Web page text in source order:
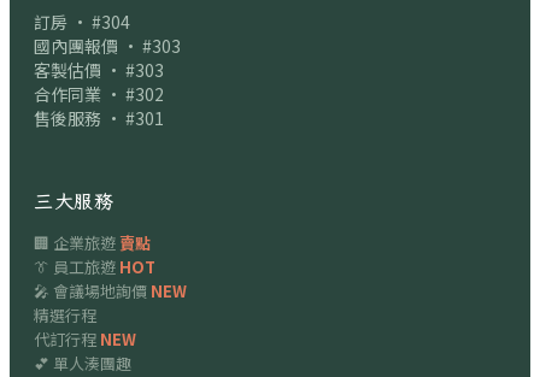
訂房 · #304
國內團報價 · #303
客製估價 · #303
合作同業 · #302
售後服務 · #301
三大服務
🏢 企業旅遊賣點
👔 員工旅遊 HOT
🎤 會議場地詢價 NEW
精選行程
代訂行程 NEW
💕 單人湊團趣